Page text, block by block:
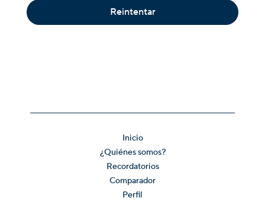
Reintentar
Inicio
¿Quiénes somos?
Recordatorios
Comparador
Perfil